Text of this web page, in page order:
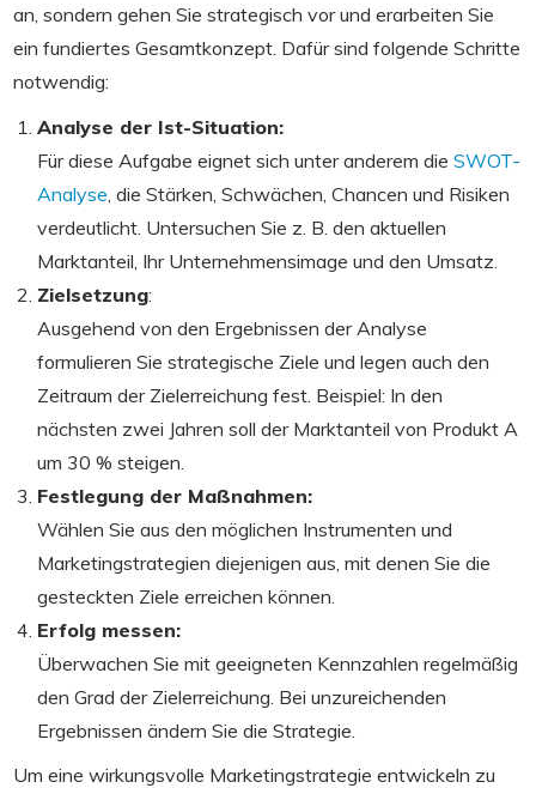
an, sondern gehen Sie strategisch vor und erarbeiten Sie
ein fundiertes Gesamtkonzept. Dafür sind folgende Schritte
notwendig:
Analyse der Ist-Situation:
Für diese Aufgabe eignet sich unter anderem die SWOT-
Analyse, die Stärken, Schwächen, Chancen und Risiken
verdeutlicht. Untersuchen Sie z. B. den aktuellen
Marktanteil, Ihr Unternehmensimage und den Umsatz.
Zielsetzung:
Ausgehend von den Ergebnissen der Analyse
formulieren Sie strategische Ziele und legen auch den
Zeitraum der Zielerreichung fest. Beispiel: In den
nächsten zwei Jahren soll der Marktanteil von Produkt A
um 30 % steigen.
Festlegung der Maßnahmen:
Wählen Sie aus den möglichen Instrumenten und
Marketingstrategien diejenigen aus, mit denen Sie die
gesteckten Ziele erreichen können.
Erfolg messen:
Überwachen Sie mit geeigneten Kennzahlen regelmäßig
den Grad der Zielerreichung. Bei unzureichenden
Ergebnissen ändern Sie die Strategie.
Um eine wirkungsvolle Marketingstrategie entwickeln zu